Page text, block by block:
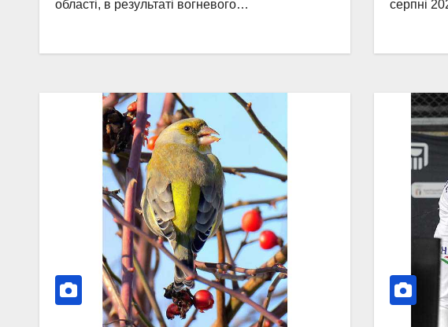
області, в результаті вогневого…
серпні